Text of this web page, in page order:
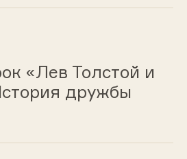
«Лев Толстой и
дружбы